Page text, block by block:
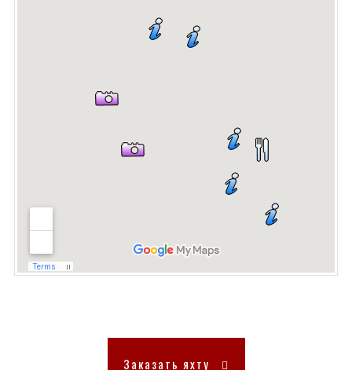
Заказать яхту